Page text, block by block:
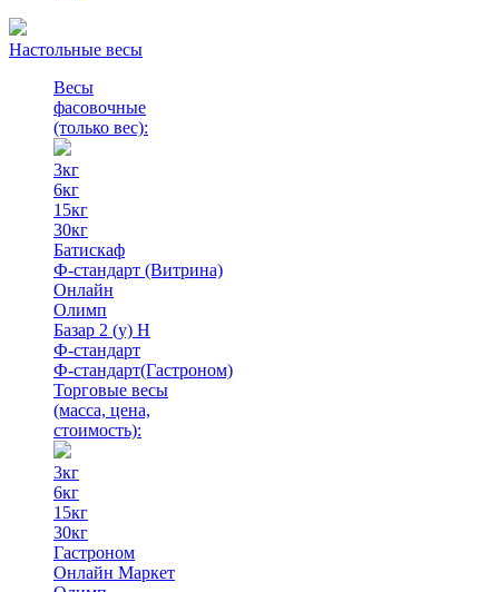
Настольные весы
Весы
фасовочные
(только вес):
3кг
6кг
15кг
30кг
Батискаф
Ф-стандарт (Витрина)
Онлайн
Олимп
Базар 2 (у) Н
Ф-стандарт
Ф-стандарт(Гастроном)
Торговые весы
(масса, цена,
стоимость):
3кг
6кг
15кг
30кг
Гастроном
Онлайн Маркет